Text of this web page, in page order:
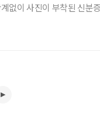
없이 사진이 부착된 신분